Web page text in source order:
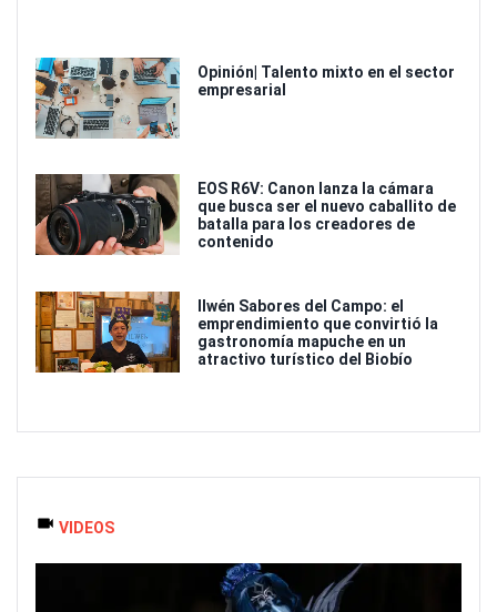
Opinión| Talento mixto en el sector
empresarial
EOS R6V: Canon lanza la cámara
que busca ser el nuevo caballito de
batalla para los creadores de
contenido
Ilwén Sabores del Campo: el
emprendimiento que convirtió la
gastronomía mapuche en un
atractivo turístico del Biobío
VIDEOS